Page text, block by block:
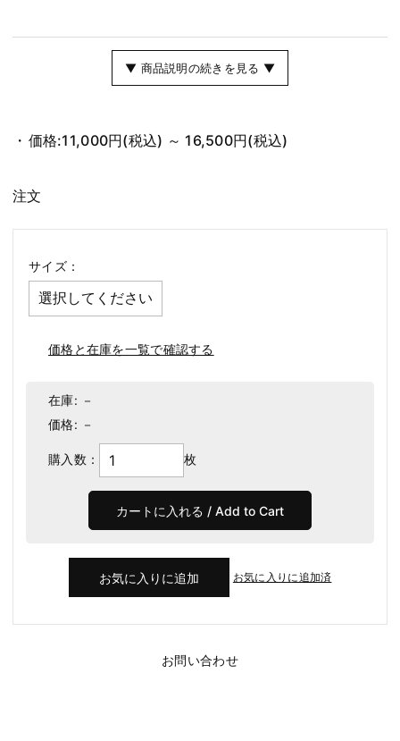
▼ 商品説明の続きを見る ▼
価格:11,000円(税込) ～ 16,500円(税込)
注文
サイズ：
価格と在庫を一覧で確認する
在庫: －
価格: －
購入数： 枚
お気に入りに追加済
お問い合わせ